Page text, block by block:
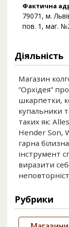
Фактична
79071, м.
пов. 1, маг.
Діяльність
Магазин
”Орхідея”
шкарпетки,
купальники
таких як:
Hender Son,
гарна
інструмент
виразити
Рубрики